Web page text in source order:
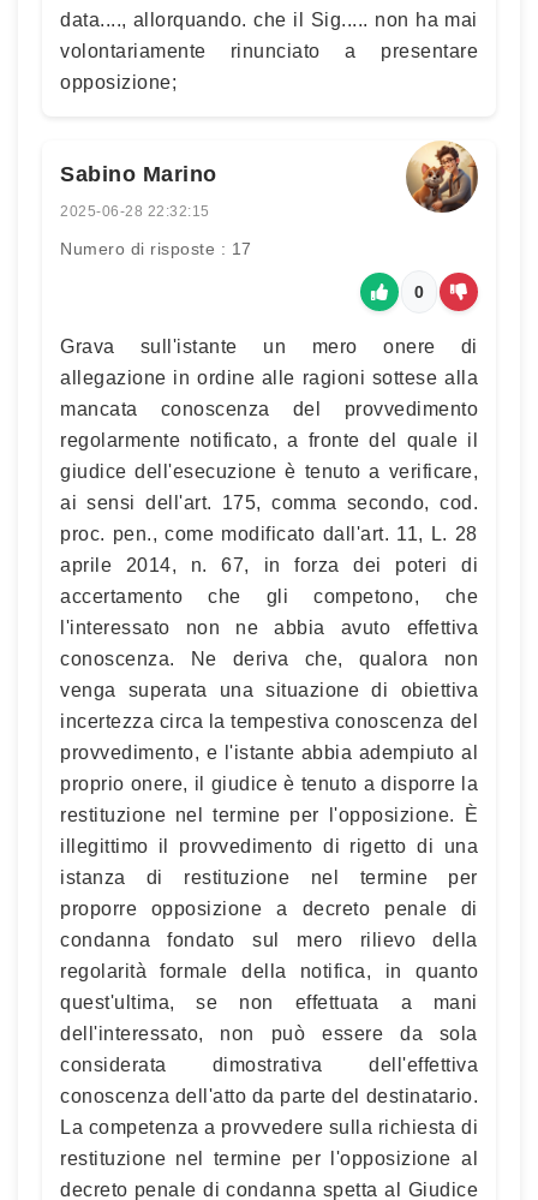
data...., allorquando. che il Sig..... non ha mai
volontariamente rinunciato a presentare
opposizione;
Sabino Marino
2025-06-28 22:32:15
Numero di risposte : 17
0
Grava sull'istante un mero onere di
allegazione in ordine alle ragioni sottese alla
mancata conoscenza del provvedimento
regolarmente notificato, a fronte del quale il
giudice dell'esecuzione è tenuto a verificare,
ai sensi dell'art. 175, comma secondo, cod.
proc. pen., come modificato dall'art. 11, L. 28
aprile 2014, n. 67, in forza dei poteri di
accertamento che gli competono, che
l'interessato non ne abbia avuto effettiva
conoscenza. Ne deriva che, qualora non
venga superata una situazione di obiettiva
incertezza circa la tempestiva conoscenza del
provvedimento, e l'istante abbia adempiuto al
proprio onere, il giudice è tenuto a disporre la
restituzione nel termine per l'opposizione. È
illegittimo il provvedimento di rigetto di una
istanza di restituzione nel termine per
proporre opposizione a decreto penale di
condanna fondato sul mero rilievo della
regolarità formale della notifica, in quanto
quest'ultima, se non effettuata a mani
dell'interessato, non può essere da sola
considerata dimostrativa dell'effettiva
conoscenza dell'atto da parte del destinatario.
La competenza a provvedere sulla richiesta di
restituzione nel termine per l'opposizione al
decreto penale di condanna spetta al Giudice